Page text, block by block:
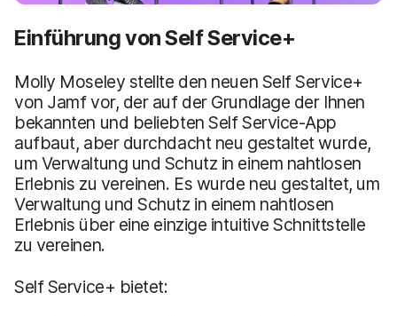
Einführung von Self Service+
Molly Moseley stellte den neuen Self Service+
von Jamf vor, der auf der Grundlage der Ihnen
bekannten und beliebten Self Service-App
aufbaut, aber durchdacht neu gestaltet wurde,
um Verwaltung und Schutz in einem nahtlosen
Erlebnis zu vereinen. Es wurde neu gestaltet, um
Verwaltung und Schutz in einem nahtlosen
Erlebnis über eine einzige intuitive Schnittstelle
zu vereinen.
Self Service+ bietet: